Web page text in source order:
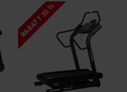
RABATT 55 %